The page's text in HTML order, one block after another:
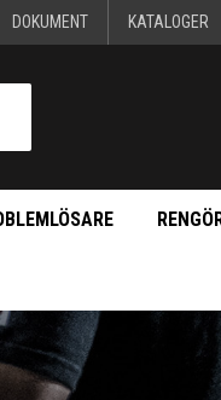
DOKUMENT KATALOGER